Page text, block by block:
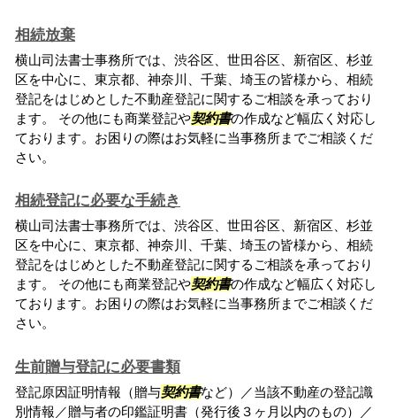
相続放棄
横山司法書士事務所では、渋谷区、世田谷区、新宿区、杉並
区を中心に、東京都、神奈川、千葉、埼玉の皆様から、相続
登記をはじめとした不動産登記に関するご相談を承っており
ます。 その他にも商業登記や契約書の作成など幅広く対応し
ております。お困りの際はお気軽に当事務所までご相談くだ
さい。
相続登記に必要な手続き
横山司法書士事務所では、渋谷区、世田谷区、新宿区、杉並
区を中心に、東京都、神奈川、千葉、埼玉の皆様から、相続
登記をはじめとした不動産登記に関するご相談を承っており
ます。 その他にも商業登記や契約書の作成など幅広く対応し
ております。お困りの際はお気軽に当事務所までご相談くだ
さい。
生前贈与登記に必要書類
登記原因証明情報（贈与契約書など）／当該不動産の登記識
別情報／贈与者の印鑑証明書（発行後３ヶ月以内のもの）／